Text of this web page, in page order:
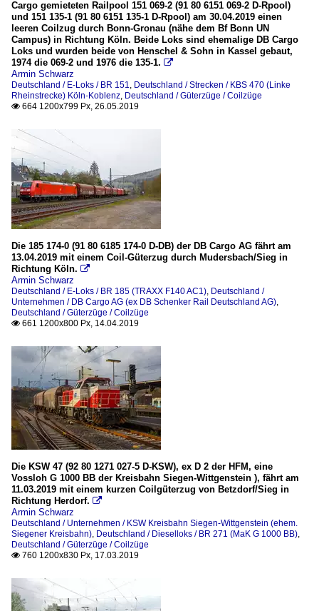
Cargo gemieteten Railpool 151 069-2 (91 80 6151 069-2 D-Rpool)
und 151 135-1 (91 80 6151 135-1 D-Rpool) am 30.04.2019 einen
leeren Coilzug durch Bonn-Gronau (nähe dem Bf Bonn UN
Campus) in Richtung Köln. Beide Loks sind ehemalige DB Cargo
Loks und wurden beide von Henschel & Sohn in Kassel gebaut,
1974 die 069-2 und 1976 die 135-1. 
Armin Schwarz
Deutschland / E-Loks / BR 151, Deutschland / Strecken / KBS 470 (Linke
Rheinstrecke) Köln-Koblenz, Deutschland / Güterzüge / Coilzüge
 664 1200x799 Px, 26.05.2019
Die 185 174-0 (91 80 6185 174-0 D-DB) der DB Cargo AG fährt am
13.04.2019 mit einem Coil-Güterzug durch Mudersbach/Sieg in
Richtung Köln. 
Armin Schwarz
Deutschland / E-Loks / BR 185 (TRAXX F140 AC1), Deutschland /
Unternehmen / DB Cargo AG (ex DB Schenker Rail Deutschland AG),
Deutschland / Güterzüge / Coilzüge
 661 1200x800 Px, 14.04.2019
Die KSW 47 (92 80 1271 027-5 D-KSW), ex D 2 der HFM, eine
Vossloh G 1000 BB der Kreisbahn Siegen-Wittgenstein ), fährt am
11.03.2019 mit einem kurzen Coilgüterzug von Betzdorf/Sieg in
Richtung Herdorf. 
Armin Schwarz
Deutschland / Unternehmen / KSW Kreisbahn Siegen-Wittgenstein (ehem.
Siegener Kreisbahn), Deutschland / Dieselloks / BR 271 (MaK G 1000 BB),
Deutschland / Güterzüge / Coilzüge
 760 1200x830 Px, 17.03.2019